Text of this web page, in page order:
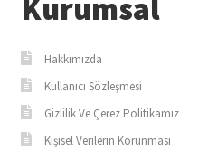
Kurumsal
Hakkımızda
Kullanıcı Sözleşmesi
Gizlilik Ve Çerez Politikamız
Kişisel Verilerin Korunması